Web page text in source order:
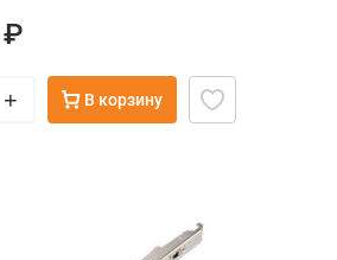
₽
+ В корзину